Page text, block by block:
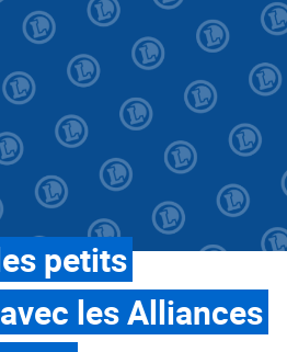
petits
les Alliances